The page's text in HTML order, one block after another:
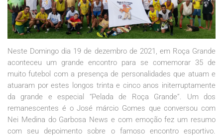
Neste Domingo dia 19 de dezembro de 2021, em Roça Grande
aconteceu um grande encontro para se comemorar 35 de
muito futebol com a presença de personalidades que atuam e
atuaram por estes longos trinta e cinco anos initerruptamente
da grande e especial “Pelada de Roça Grande”. Um dos
remanescentes é o José márcio Gomes que conversou com
Nei Medina do Garbosa News e com emoção fez um resumo
com seu depoimento sobre o famoso encontro esportivo.